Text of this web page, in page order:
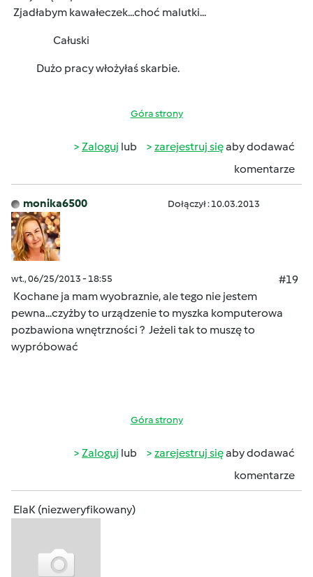
Zjadłabym kawałeczek...choć malutki...
Całuski
Dużo pracy włożyłaś skarbie.
Góra strony
Zaloguj lub zarejestruj sięaby dodawać
komentarze
monika6500 Dołączył : 10.03.2013
wt., 06/25/2013 - 18:55
#19
Kochane ja mam wyobraznie, ale tego nie jestem
pewna...czyżby to urządzenie to myszka komputerowa
pozbawiona wnętrzności ? Jeżeli tak to muszę to
wypróbować
Góra strony
Zaloguj lub zarejestruj sięaby dodawać
komentarze
ElaK (niezweryfikowany)